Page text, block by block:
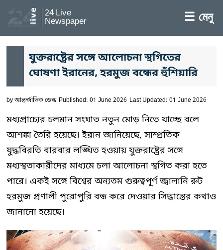
24 Live
Newspaper ☰ মেনু
যুক্তরাষ্ট্রের সঙ্গে আলোচনা স্থগিতের
ঘোষণা ইরানের, হরমুজ বন্ধের হুঁশিয়ারি
byআন্তর্জাতিক ডেস্ক Published: 01 June 2026 Last Updated: 01 June 2026
মধ্যপ্রাচ্যের চলমান সংঘাত নতুন মোড় নিতে যাচ্ছে বলে
আশঙ্কা তৈরি হয়েছে। ইরান জানিয়েছে, সাম্প্রতিক
যুদ্ধবিরতি বারবার লঙ্ঘিত হওয়ায় যুক্তরাষ্ট্রের সঙ্গে
মধ্যস্থতাকারীদের মাধ্যমে চলা আলোচনা স্থগিত করা হতে
পারে। একই সঙ্গে বিশ্বের অন্যতম গুরুত্বপূর্ণ জ্বালানি রুট
হরমুজ প্রণালী পুরোপুরি বন্ধ করে দেওয়ার সিদ্ধান্তের কথাও
জানানো হয়েছে।